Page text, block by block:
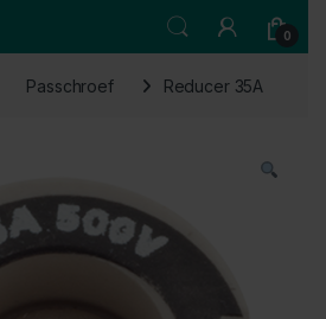
0
Passchroef Reducer 35A